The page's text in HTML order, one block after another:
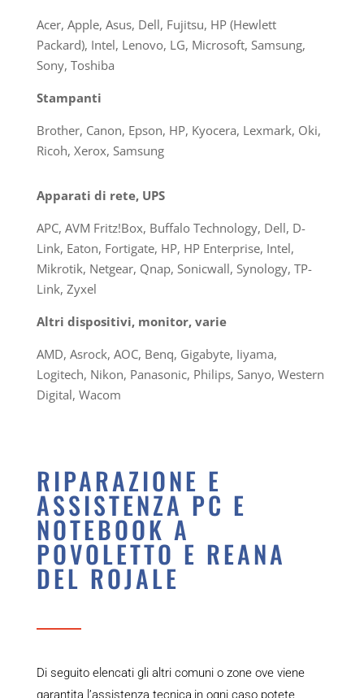
Acer, Apple, Asus, Dell, Fujitsu, HP (Hewlett
Packard), Intel, Lenovo, LG, Microsoft, Samsung,
Sony, Toshiba
Stampanti
Brother, Canon, Epson, HP, Kyocera, Lexmark, Oki,
Ricoh, Xerox, Samsung
Apparati di rete, UPS
APC, AVM Fritz!Box, Buffalo Technology, Dell, D-
Link, Eaton, Fortigate, HP, HP Enterprise, Intel,
Mikrotik, Netgear, Qnap, Sonicwall, Synology, TP-
Link, Zyxel
Altri dispositivi, monitor, varie
AMD, Asrock, AOC, Benq, Gigabyte, Iiyama,
Logitech, Nikon, Panasonic, Philips, Sanyo, Western
Digital, Wacom
RIPARAZIONE E
ASSISTENZA PC E
NOTEBOOK A
POVOLETTO E REANA
DEL ROJALE
Di seguito elencati gli altri comuni o zone ove viene
garantita l’assistenza tecnica,in ogni caso potete